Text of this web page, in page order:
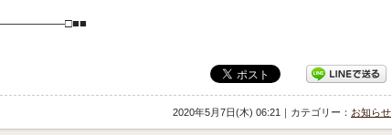
2020年5月7日(木) 06:21｜カテゴリー： お知らせ